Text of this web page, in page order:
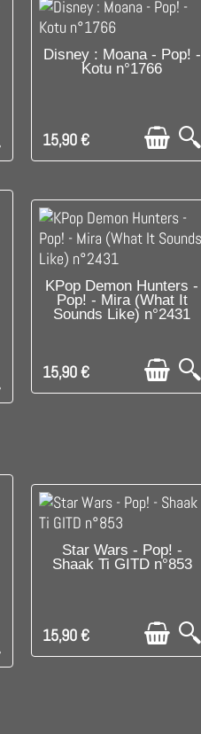
DISPONIBLE
Disney : Moana - Pop! -
Kotu n°1766
15,90 €
DISPONIBLE
KPop Demon Hunters -
Pop! - Mira (What It
Sounds Like) n°2431
15,90 €
DISPONIBLE
Star Wars - Pop! -
Shaak Ti GITD n°853
15,90 €